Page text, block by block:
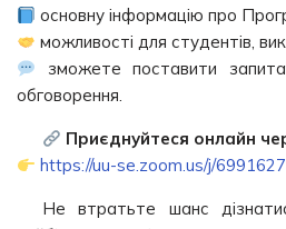
основну інформацію про
можливості для студентів,
зможете поставити
обговорення.
Приєднуйтеся онлайн
https://uu-se.zoom.us/j/
Не втратьте шанс